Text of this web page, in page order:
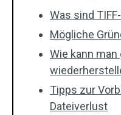
Was sind
Mögliche
Wie kann
Tipps zur
Dateiverlust